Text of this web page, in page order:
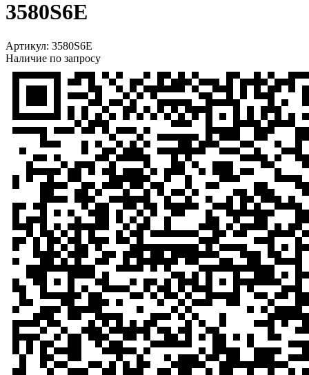
3580S6E
Артикул: 3580S6E
Наличие по запросу